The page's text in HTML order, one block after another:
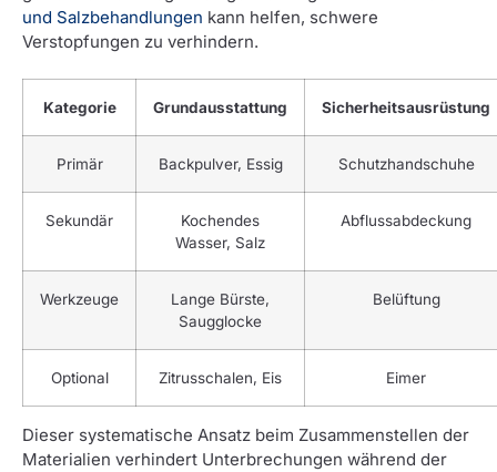
und Salzbehandlungen kann helfen, schwere
Verstopfungen zu verhindern.
Kategorie Grundausstattung Sicherheitsausrüstung
Primär Backpulver, Essig Schutzhandschuhe
Sekundär
Kochendes
Wasser, Salz
Abflussabdeckung
Werkzeuge
Lange Bürste,
Saugglocke
Belüftung
Optional Zitrusschalen, Eis Eimer
Dieser systematische Ansatz beim Zusammenstellen der
Materialien verhindert Unterbrechungen während der